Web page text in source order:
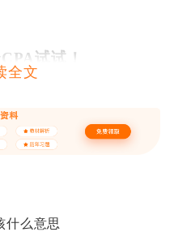
试试！
行敲门砖，财会金
全文
什么意思